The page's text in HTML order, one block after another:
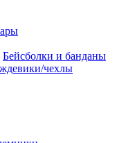
Бейсболки и банданы
чехлы